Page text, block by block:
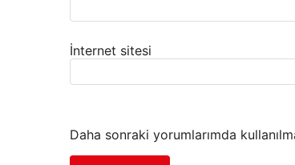
İnternet sitesi
Daha sonraki yorumlarımda